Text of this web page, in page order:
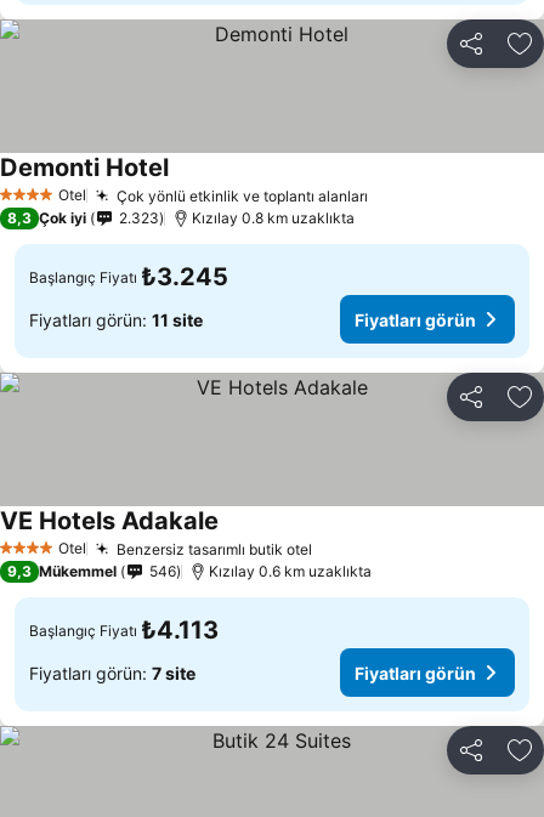
Paylaş
4 Yıldız Otel Çok yönlü etkinlik ve toplantı alanları
Demonti Hotel
8,3 Çok iyi 2.323 Kızılay 0.8 km uzaklıkta
Başlangıç Fiyatı ₺3.245
Fiyatları görün: 11 site Fiyatları görün
Paylaş
4 Yıldız Otel Benzersiz tasarımlı butik otel
VE Hotels Adakale
9,3 Mükemmel 546 Kızılay 0.6 km uzaklıkta
Başlangıç Fiyatı ₺4.113
Fiyatları görün: 7 site Fiyatları görün
Paylaş